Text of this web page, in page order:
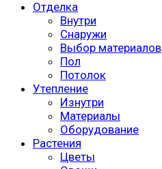
Отделка
Внутри
Снаружи
Выбор материалов
Пол
Потолок
Утепление
Изнутри
Материалы
Оборудование
Растения
Цветы